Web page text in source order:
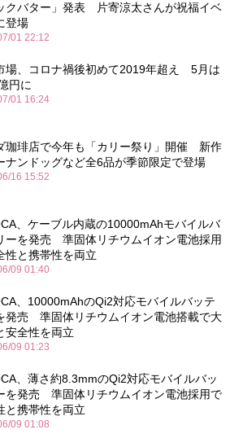
クバター」発表 片寄涼太さんが祝福イベ
登場
01 22:12
場、コロナ禍後初めて2019年超え 5月は
円に
01 16:24
珈琲店で今年も「カリー祭り」開催 新作
ナンドッグなど全6品が季節限定で登場
16 15:52
、ケーブル内蔵の10000mAhモバイルバ
ーを発売 準固体リチウムイオン電池採用
性と携帯性を両立
09 01:40
、10000mAhのQi2対応モバイルバッテ
発売 準固体リチウムイオン電池搭載で大
安全性を両立
09 01:23
、薄さ約8.3mmのQi2対応モバイルバッ
を発売 準固体リチウムイオン電池採用で
と携帯性を両立
09 01:08